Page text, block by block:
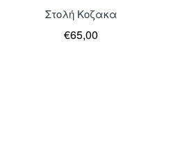
Στολή Κοζακα
€65,00